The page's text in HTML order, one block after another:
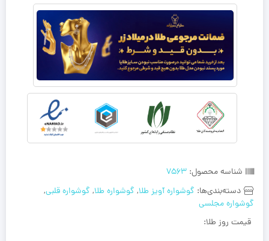
شناسه محصول: 7563
دسته‌بندی‌ها: گوشواره آویز طلا, گوشواره طلا, گوشواره قلبی,
گوشواره مجلسی
قیمت روز طلا: